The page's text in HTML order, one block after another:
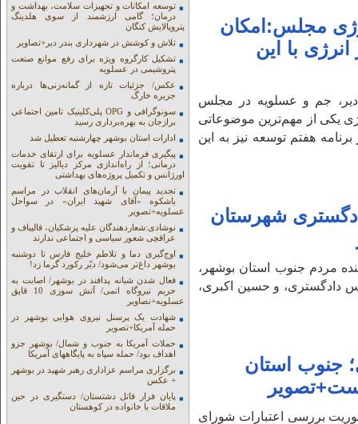
مجلس:امکان
با این
دیر، جم و عسلویه در مجلس
یکی از مهم‌ترین موضوعاتی
هفتم توسعه نیز به این
شهرستان
مردم جنوب استان بوشهر،
دادگستری، و حسین اکبری،
جنوب استان
بررسی اعتبارات شورای
توسعه امکانات و تجهیزات سلامت، بهداشت و
درمان؛ گامی ارزشمند از سوی هلدینگ
پتروپالایش کنگان
تلاش و کوشش در شهرداری بندر دیر+تصاویر
تشکیل کارگروه ویژه برای رفع موانع صنعت
پتروشیمی در عسلویه
عکس/ جزئیات تازه از گمانه‌زنی‌ها درباره
جزیره خارگ
سونوگرافی و OPG پلی‌کلینیک تامین اجتماعی
برازجان به بهره‌برداری رسید
ادارات استان بوشهر چهارشنبه تعطیل شد
پیگیری فرماندار عسلویه برای ارتقای خدمات
درمانی؛ از راه‌اندازی مرکز دیالیز تا تقویت
اورژانس و تکمیل پروژه‌های بهداشتی
تجدید پیمان با آرمان‌های انقلاب در مراسم
باشکوه «آقای شهید ایران» در سواحل
عسلویه+تصویر
نوشادی:شعاردهندگان علیه پزشکیان، قالیباف و
عراقچی شعور سیاسی و اجتماعی ندارند
اوج‌گیری دما و تلاطم خلیج فارس تا دوشنبه
بوشهر داغ‌تر می‌شود/ دیّر رکورد گرما زد!
فعال شدن شبانه پدافند در بوشهر/ اصابت به
حریم نیروگاه اتمی/ آتش سوزی 10 قایق
عسلویه+نصاویر
شهادت یک پرسنل نیروی هوایی بوشهر در
حمله آمریکا+تصویر
حملات آمریکا به جنوب و شمال/ بوشهر جزو
اهداف بود/ حمله سپاه به پایگاههای آمریکا
برگزاری مراسم عزاداری رهبر شهید در بوشهر
+ عکس
پایان فرار قاتل دشتستان/ دستگیری در حین
ملاقات با خانواده در کوهستان